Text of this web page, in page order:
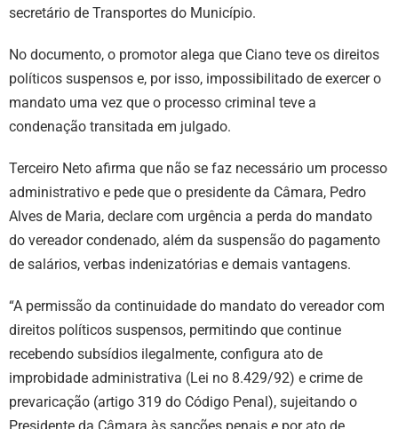
secretário de Transportes do Município.
No documento, o promotor alega que Ciano teve os direitos
políticos suspensos e, por isso, impossibilitado de exercer o
mandato uma vez que o processo criminal teve a
condenação transitada em julgado.
Terceiro Neto afirma que não se faz necessário um processo
administrativo e pede que o presidente da Câmara, Pedro
Alves de Maria, declare com urgência a perda do mandato
do vereador condenado, além da suspensão do pagamento
de salários, verbas indenizatórias e demais vantagens.
“A permissão da continuidade do mandato do vereador com
direitos políticos suspensos, permitindo que continue
recebendo subsídios ilegalmente, configura ato de
improbidade administrativa (Lei no 8.429/92) e crime de
prevaricação (artigo 319 do Código Penal), sujeitando o